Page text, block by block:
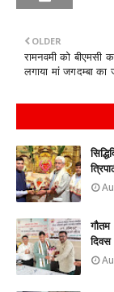
OLDER
रामनवमी को बीएमसी
लगाया मां जगदम्बा का
गौतम
दिवस